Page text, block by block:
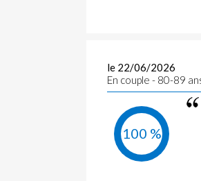
le 22/06/2026
En couple - 80-89
100 %